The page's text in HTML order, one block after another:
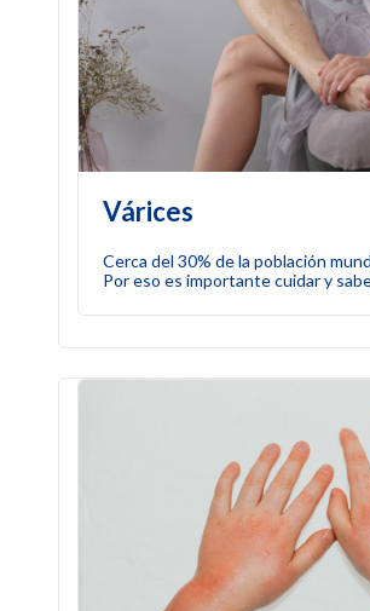
Várices
Cerca del 30% de la población
Por eso es importante cuidar y